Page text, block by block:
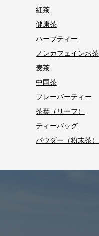
紅茶
健康茶
ハーブティー
ノンカフェインお茶
麦茶
中国茶
フレーバーティー
茶葉（リーフ）
ティーバッグ
パウダー（粉末茶）